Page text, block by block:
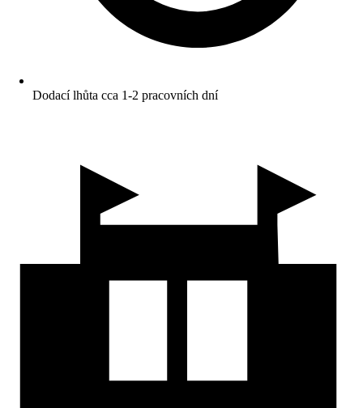
Dodací lhůta cca 1-2 pracovních dní